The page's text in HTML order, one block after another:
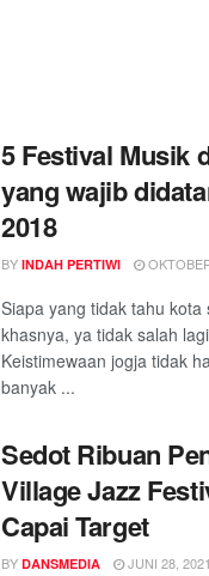
5 Festival Musik
yang wajib
2018
BY INDAH PERTIWI
Siapa yang tidak tahu
khasnya, ya tidak salah
Keistimewaan jogja tidak
banyak ...
Sedot Ribuan
Village Jazz
Capai Target
BY DANSMEDIA JUNI 28, 2021